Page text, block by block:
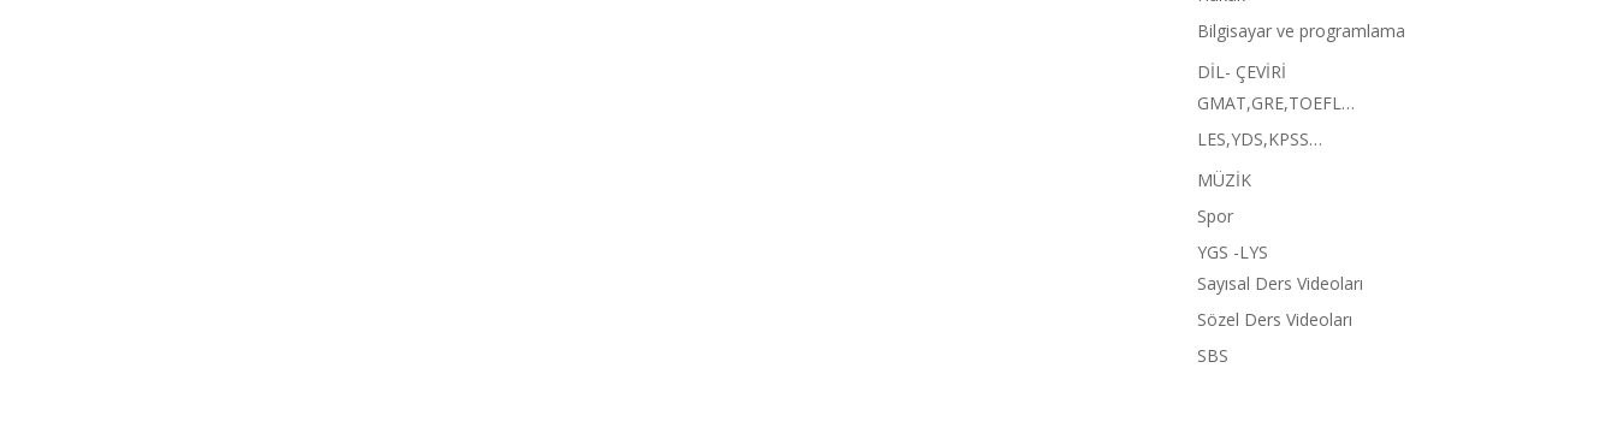
Bilgisayar ve programlama
DİL- ÇEVİRİ
GMAT,GRE,TOEFL…
LES,YDS,KPSS…
MÜZİK
Spor
YGS -LYS
Sayısal Ders Videoları
Sözel Ders Videoları
SBS